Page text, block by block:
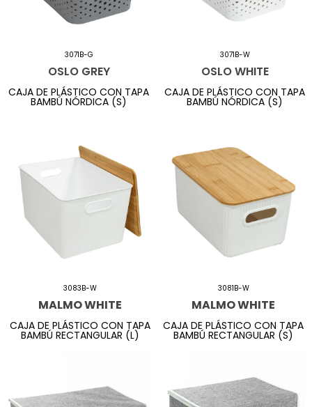
3071B-G
OSLO GREY
CAJA DE PLÁSTICO CON TAPA
BAMBÚ NÓRDICA (S)
3071B-W
OSLO WHITE
CAJA DE PLÁSTICO CON TAPA
BAMBÚ NÓRDICA (S)
3083B-W
MALMO WHITE
CAJA DE PLÁSTICO CON TAPA
BAMBÚ RECTANGULAR (L)
3081B-W
MALMO WHITE
CAJA DE PLÁSTICO CON TAPA
BAMBÚ RECTANGULAR (S)